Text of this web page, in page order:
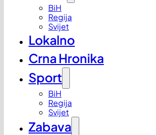
BiH
Regija
Svijet
Lokalno
Crna Hronika
Sport
BiH
Regija
Svijet
Zabava